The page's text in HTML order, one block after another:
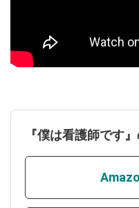
『僕は看護師です